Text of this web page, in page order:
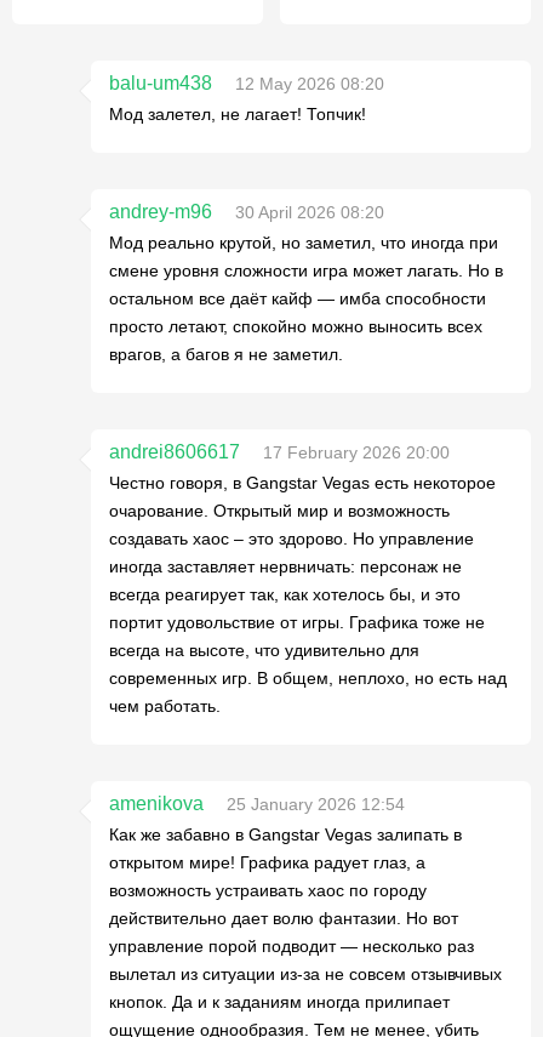
balu-um438
12 May 2026 08:20
Мод залетел, не лагает! Топчик!
andrey-m96
30 April 2026 08:20
Мод реально крутой, но заметил, что иногда при
смене уровня сложности игра может лагать. Но в
остальном все даёт кайф — имба способности
просто летают, спокойно можно выносить всех
врагов, а багов я не заметил.
andrei8606617
17 February 2026 20:00
Честно говоря, в Gangstar Vegas есть некоторое
очарование. Открытый мир и возможность
создавать хаос – это здорово. Но управление
иногда заставляет нервничать: персонаж не
всегда реагирует так, как хотелось бы, и это
портит удовольствие от игры. Графика тоже не
всегда на высоте, что удивительно для
современных игр. В общем, неплохо, но есть над
чем работать.
amenikova
25 January 2026 12:54
Как же забавно в Gangstar Vegas залипать в
открытом мире! Графика радует глаз, а
возможность устраивать хаос по городу
действительно дает волю фантазии. Но вот
управление порой подводит — несколько раз
вылетал из ситуации из-за не совсем отзывчивых
кнопок. Да и к заданиям иногда прилипает
ощущение однообразия. Тем не менее, убить